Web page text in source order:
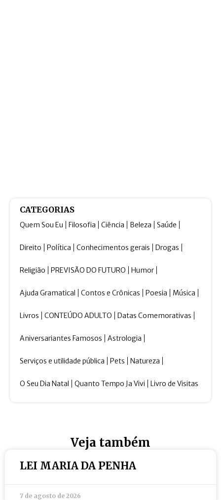
CATEGORIAS
Quem Sou Eu Filosofia Ciência Beleza Saúde
Direito Política Conhecimentos gerais Drogas
Religião PREVISÃO DO FUTURO Humor
Ajuda Gramatical Contos e Crônicas Poesia Música
Livros CONTEÚDO ADULTO Datas Comemorativas
Aniversariantes Famosos Astrologia
Serviços e utilidade pública Pets Natureza
O Seu Dia Natal Quanto Tempo Ja Vivi Livro de Visitas
Veja também
LEI MARIA DA PENHA
7 de agosto de 2026